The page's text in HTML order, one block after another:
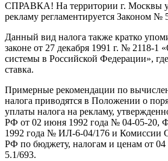
СПРАВКА! На территории г. Москвы
рекламу регламентируется Законом №
Данный вид налога также кратко
законе от 27 декабря 1991 г. № 2118-1
системы в Российской Федерации»,
ставка.
Примерные рекомендации по
налога приводятся в Положении о
уплаты налога на рекламу,
РФ от 02 июня 1992 года № 04-05-20,
1992 года № ИЛ-6-04/176 и Комиссии
РФ по бюджету, налогам и ценам от
5.1/693.